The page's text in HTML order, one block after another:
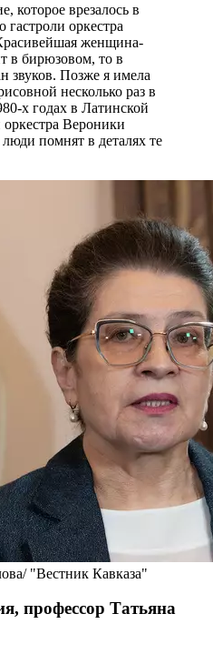
которое врезалось в
оркестра
женщина-
в бирюзовом, то в
звуков. Позже я имела
несколько раз в
х годах в Латинской
Вероники
помнят в деталях те
"Вестник Кавказа"
профессор Татьяна